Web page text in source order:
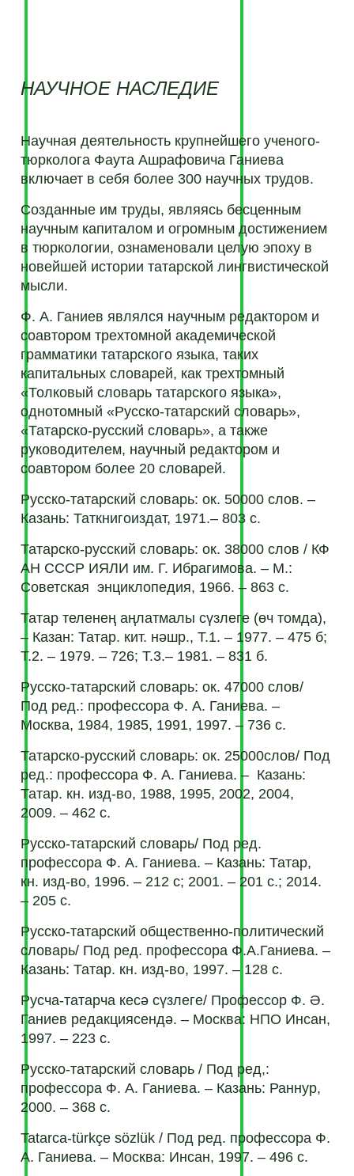
НАУЧНОЕ НАСЛЕДИЕ
Научная деятельность крупнейшего ученого-
тюрколога Фаута Ашрафовича Ганиева
включает в себя более 300 научных трудов.
Созданные им труды, являясь бесценным
научным капиталом и огромным достижением
в тюркологии, ознаменовали целую эпоху в
новейшей истории татарской лингвистической
мысли.
Ф. А. Ганиев являлся научным редактором и
соавтором трехтомной академической
грамматики татарского языка, таких
капитальных словарей, как трехтомный
«Толковый словарь татарского языка»,
однотомный «Русско-татарский словарь»,
«Татарско-русский словарь», а также
руководителем, научный редактором и
соавтором более 20 словарей.
Русско-татарский словарь: ок. 50000 слов. –
Казань: Таткнигоиздат, 1971.– 803 с.
Татарско-русский словарь: ок. 38000 слов / КФ
АН СССР ИЯЛИ им. Г. Ибрагимова. – М.:
Советская энциклопедия, 1966. – 863 с.
Татар теленең аңлатмалы сүзлеге (өч томда),
– Казан: Татар. кит. нәшр., Т.1. – 1977. – 475 б;
Т.2. – 1979. – 726; Т.3.– 1981. – 831 б.
Русско-татарский словарь: ок. 47000 слов/
Под ред.: профессора Ф. А. Ганиева. –
Москва, 1984, 1985, 1991, 1997. – 736 с.
Татарско-русский словарь: ок. 25000слов/ Под
ред.: профессора Ф. А. Ганиева. – Казань:
Татар. кн. изд-во, 1988, 1995, 2002, 2004,
2009. – 462 с.
Русско-татарский словарь/ Под ред.
профессора Ф. А. Ганиева. – Казань: Татар,
кн. изд-во, 1996. – 212 с; 2001. – 201 с.; 2014.
– 205 с.
Русcко-татарский общественно-политический
словарь/ Под ред. профессора Ф.А.Ганиева. –
Казань: Татар. кн. изд-во, 1997. – 128 с.
Русча-татарча кесә сүзлеге/ Профессор Ф. Ә.
Ганиев редакциясендә. – Москва: НПО Инсан,
1997. – 223 с.
Русско-татарский словарь / Под ред,:
профессора Ф. А. Ганиева. – Казань: Раннур,
2000. – 368 с.
Tatarca-türkçe sözlük / Под ред. профессора Ф.
А. Ганиева. – Москва: Инсан, 1997. – 496 с.